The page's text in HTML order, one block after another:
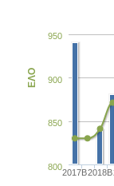
2017B2018B
800
850
900
950
ΕΛΟ